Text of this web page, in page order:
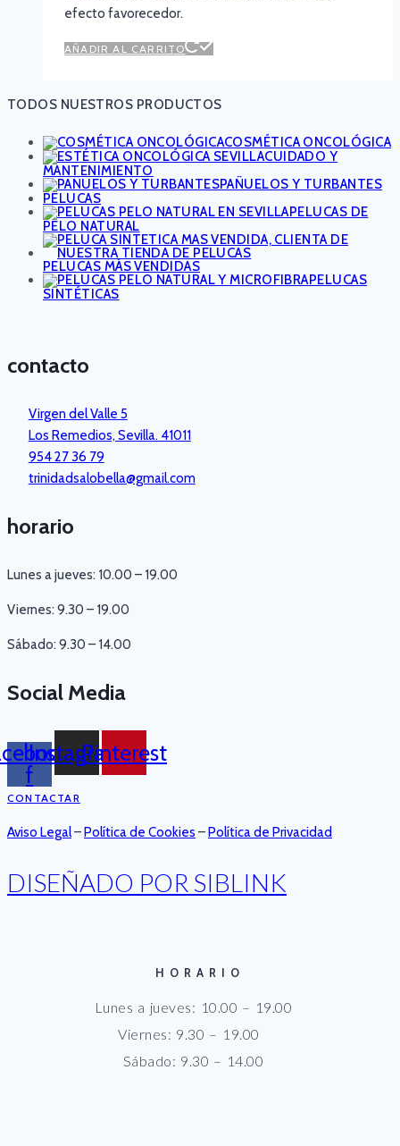
efecto favorecedor.
AÑADIR AL CARRITO
TODOS NUESTROS PRODUCTOS
COSMÉTICA ONCOLÓGICA
CUIDADO Y
MANTENIMIENTO
PAÑUELOS Y TURBANTES
PELUCAS
PELUCAS DE
PELO NATURAL
PELUCAS MÁS VENDIDAS
PELUCAS
SINTÉTICAS
contacto
Virgen del Valle 5
Los Remedios, Sevilla. 41011
954 27 36 79
trinidadsalobella@gmail.com
horario
Lunes a jueves: 10.00 – 19.00
Viernes: 9.30 – 19.00
Sábado: 9.30 – 14.00
Social Media
f
InstagramPinterest
CONTACTAR
Aviso Legal–Política de Cookies –Política de Privacidad
DISEÑADO POR SIBLINK
HORARIO
Lunes a jueves: 10.00 – 19.00
Viernes: 9.30 – 19.00
Sábado: 9.30 – 14.00